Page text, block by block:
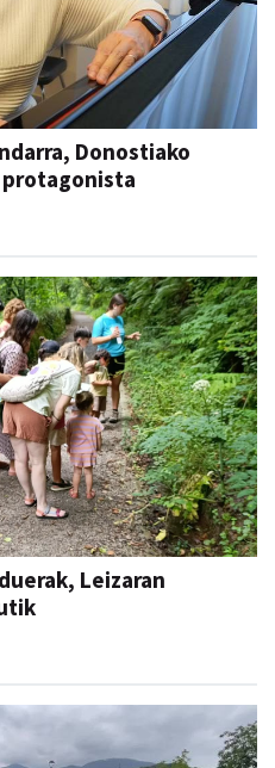
Donostiako
protagonista
Leizaran